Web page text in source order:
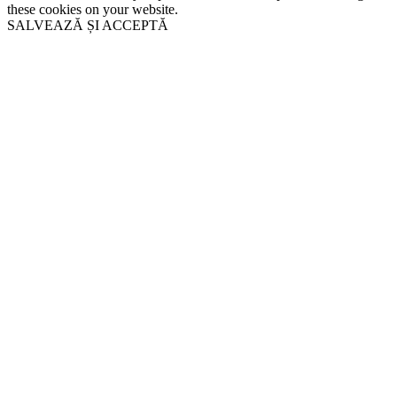
these cookies on your website.
SALVEAZĂ ȘI ACCEPTĂ